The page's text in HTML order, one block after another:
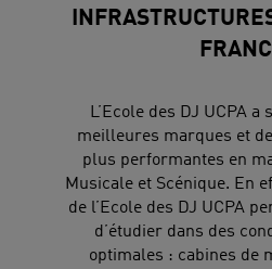
L’Ecole des DJ UCPA a
meilleures marques et
plus performantes en
Musicale et Scénique. En
de l’Ecole des DJ UCPA
d’étudier dans des
optimales : cabines de